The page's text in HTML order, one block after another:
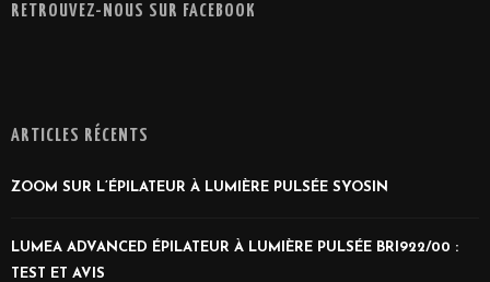
RETROUVEZ-NOUS SUR FACEBOOK
ARTICLES RÉCENTS
ZOOM SUR L’ÉPILATEUR À LUMIÈRE PULSÉE SYOSIN
LUMEA ADVANCED ÉPILATEUR À LUMIÈRE PULSÉE BRI922/00 :
TEST ET AVIS